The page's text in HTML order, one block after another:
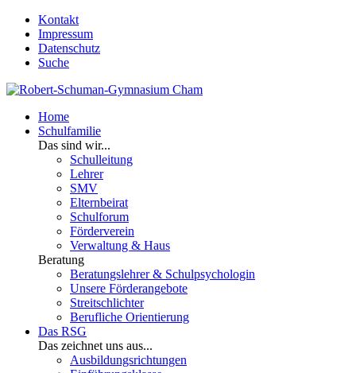
Kontakt
Impressum
Datenschutz
Suche
Home
Schulfamilie
Das sind wir...
Schulleitung
Lehrer
SMV
Elternbeirat
Schulforum
Förderverein
Verwaltung & Haus
Beratung
Beratungslehrer & Schulpsychologin
Unsere Förderangebote
Streitschlichter
Berufliche Orientierung
Das RSG
Das zeichnet uns aus...
Ausbildungsrichtungen